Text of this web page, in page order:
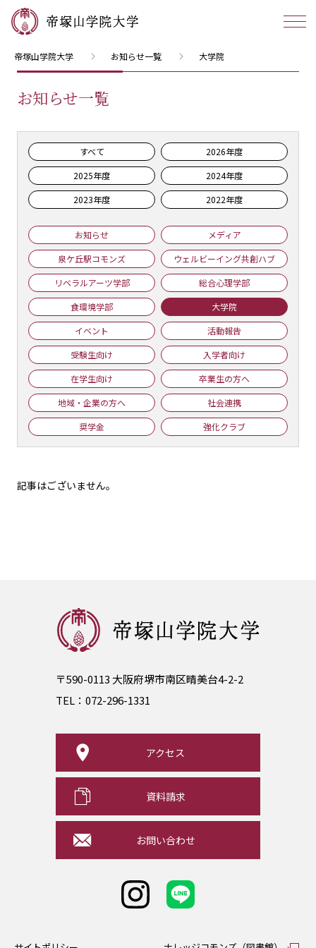
帝塚山学院大学 お知らせ一覧 大学院
お知らせ一覧
すべて
2026年度
2025年度
2024年度
2023年度
2022年度
お知らせ
メディア
泉ケ丘駅コモンズ
ウェルビーイング共創ハブ
リベラルアーツ学部
総合心理学部
食環境学部
大学院
イベント
活動報告
受験生向け
入学者向け
在学生向け
卒業生の方へ
地域・企業の方へ
社会連携
奨学金
強化クラブ
記事はございません。
〒590-0113 大阪府堺市南区晴美台4-2-2
TEL： 072-296-1331
アクセス
資料請求
お問い合わせ